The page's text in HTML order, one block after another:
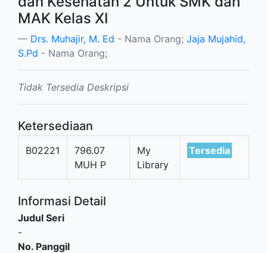
MAK Kelas XI
Drs. Muhajir, M. Ed - Nama Orang; Jaja Mujahid,
S.Pd - Nama Orang;
Tidak Tersedia Deskripsi
Ketersediaan
B02221
796.07
MUH P
My
Library
Tersedia
Informasi Detail
Judul Seri
-
No. Panggil